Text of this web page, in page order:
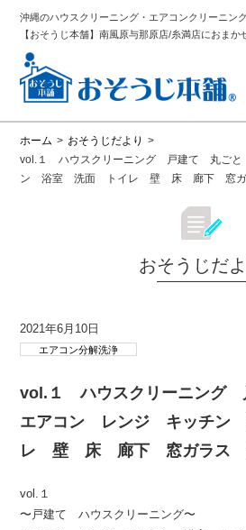
沖縄のハウスクリーニング・エアコンクリーニン
【おそうじ本舗】南風原与那原店/糸満店におまか
ホーム > おそうじだより
>
vol.１ ハウスクリーニング 戸建て 丸ご
ン 浴室 洗面 トイレ 壁 床 廊下 窓ガ
おそうじだ
2021年6月10日
エアコン分解洗浄
vol.１ ハウスクリーニン
エアコン レンジ キッチ
レ 壁 床 廊下 窓ガラス
vol.１
〜戸建て ハウスクリーニング〜